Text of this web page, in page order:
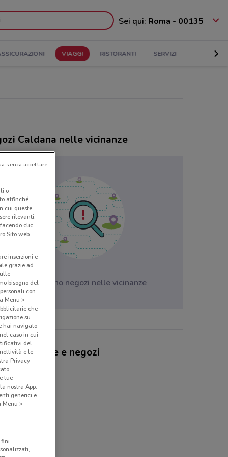
Sei qui: Roma - 00135
VIAGGI RISTORANTI SERVIZI
Caldana nelle vicinanze
Non ci sono negozi nelle vicinanze
offerte e negozi
o
affinché
cui queste
rilevanti.
clic
Sito web.
inserzioni e
grazie ad
bisogno del
con
Menu >
che
su
hai navigato
caso in cui
del
e le
Privacy
tue
nostra App.
generici e
Menu >
fini
senza accettare